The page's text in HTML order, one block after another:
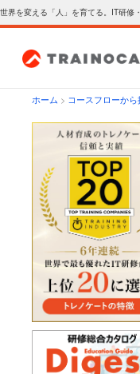
世界を変える「人」を育てる。IT研修
ホーム > コースフローか